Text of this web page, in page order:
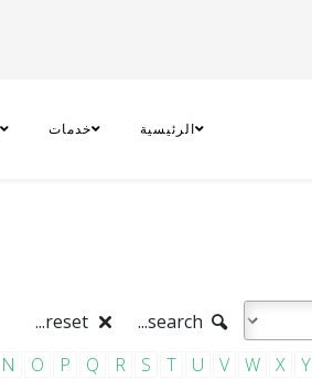
الرئيسية خدمات
N O P Q R S T U V W X Y